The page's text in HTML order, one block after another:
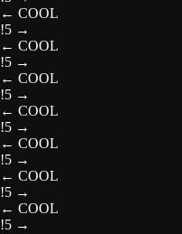
← COOL
!5 →
← COOL
!5 →
← COOL
!5 →
← COOL
!5 →
← COOL
!5 →
← COOL
!5 →
← COOL
!5 →